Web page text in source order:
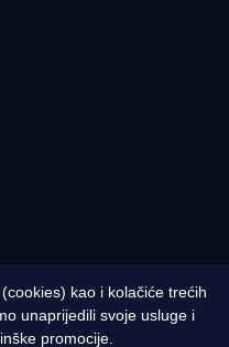
pridržana | Designed by
kao i kolačiće trećih
unaprijedili svoje usluge i
promocije.